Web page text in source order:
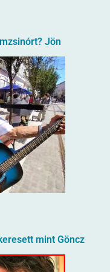
Jön
mint Göncz